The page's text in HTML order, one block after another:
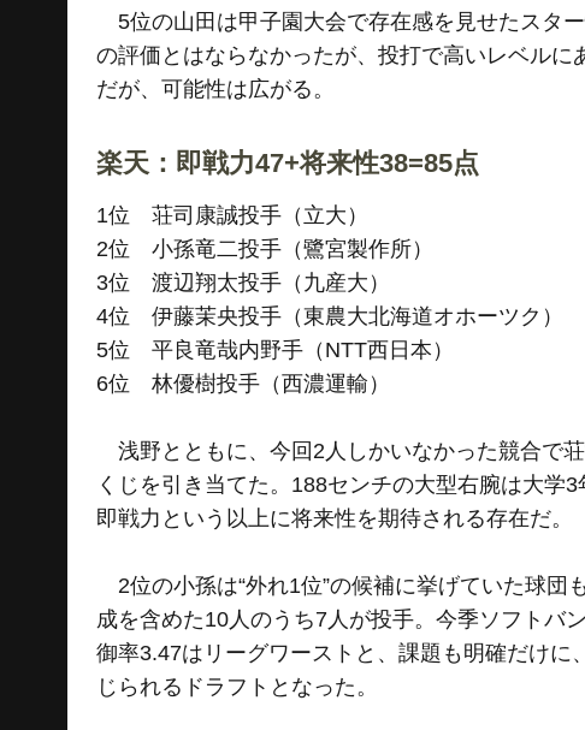
5位の山田は甲子園大会で存在感を見せたスタ
の評価とはならなかったが、投打で高いレベル
だが、可能性は広がる。
楽天：即戦力47+将来性38=85点
1位 荘司康誠投手（立大）
2位 小孫竜二投手（鷺宮製作所）
3位 渡辺翔太投手（九産大）
4位 伊藤茉央投手（東農大北海道オホーツク）
5位 平良竜哉内野手（NTT西日本）
6位 林優樹投手（西濃運輸）
浅野とともに、今回2人しかいなかった競合で
くじを引き当てた。188センチの大型右腕は大学
即戦力という以上に将来性を期待される存在だ。
2位の小孫は“外れ1位”の候補に挙げていた球団
成を含めた10人のうち7人が投手。今季ソフトバ
御率3.47はリーグワーストと、課題も明確だけ
じられるドラフトとなった。